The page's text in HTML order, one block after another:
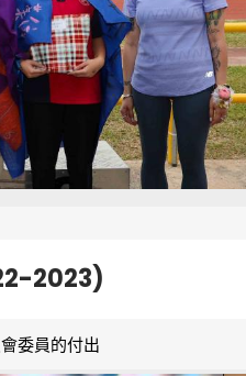
2023)
委員的付出